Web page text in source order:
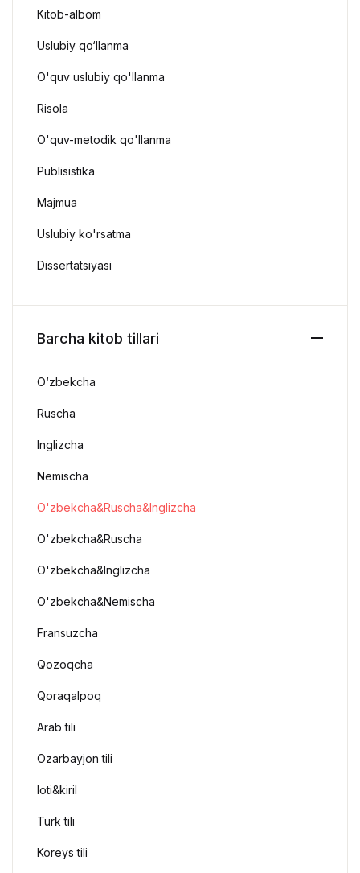
Kitob-albom
Uslubiy qo‘llanma
O'quv uslubiy qo'llanma
Risola
O'quv-metodik qo'llanma
Publisistika
Majmua
Uslubiy ko'rsatma
Dissertatsiyasi
Barcha kitob tillari
O‘zbekcha
Ruscha
Inglizcha
Nemischa
O'zbekcha&Ruscha&Inglizcha
O'zbekcha&Ruscha
O'zbekcha&Inglizcha
O'zbekcha&Nemischa
Fransuzcha
Qozoqcha
Qoraqalpoq
Arab tili
Ozarbayjon tili
loti&kiril
Turk tili
Koreys tili